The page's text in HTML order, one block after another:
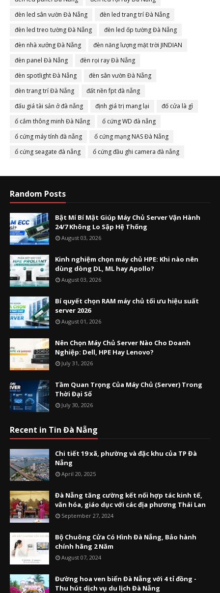
đèn led sân vườn Đà Nẵng
đèn led trang trí Đà Nẵng
đèn led treo tường Đà Nẵng
đèn led ốp tường Đà Nẵng
đèn nhà xưởng Đà Nẵng
đèn năng lượng mặt trời JINDIAN
đèn panel Đà Nẵng
đèn rọi ray Đà Nẵng
đèn spotlight Đà Nẵng
đèn sân vườn Đà Nẵng
đèn trang trí Đà Nẵng
đất nền fpt đà nẵng
đấu giá tài sản ở đà nẵng
định giá trị mang lại
đố cửa là gì
ổ cắm thông minh Đà Nẵng
ổ cứng WD đà nẵng
ổ cứng máy tính đà nẵng
ổ cứng mạng NAS Đà Nẵng
ổ cứng seagate đà nẵng
ổ cứng đầu ghi camera đà nẵng
Random Posts
Bật Mí Bí Mật Giúp Máy Chủ Server Vận Hành
24/7 Không Lo Sập Hệ Thống
August 03, 2026
Kinh nghiệm chọn máy chủ HPE: Khi nào nên
dùng dòng DL, ML hay Apollo?
August 03, 2026
Bí quyết chọn RAM máy chủ tối ưu hiệu suất
server 2026
August 01, 2026
Nên Chọn Máy Chủ Server Nào Cho Doanh
Nghiệp: Dell, HPE Hay Lenovo?
July 31, 2026
Tầm Quan Trọng Của Máy Chủ (Server) Trong
Thời Đại Số
July 30, 2026
Recent in Tin Đà Nẵng
Chi tiết 19 xã, phường và đặc khu của TP Đà
Nẵng
April 20, 2025
Đà Nẵng tăng cường kết nối hợp tác kinh tế,
văn hóa, giáo dục với các địa phương Thái Lan
September 27, 2024
Bộ Chuông Cửa Có Hình Đà Nẵng, Bảo hành
chính hãng 2 Năm
August 07, 2024
Đường hoa ven biển Đà Nẵng với 4 tỉ đồng -
Thu hút dịch vụ du lịch Đà Nẵng